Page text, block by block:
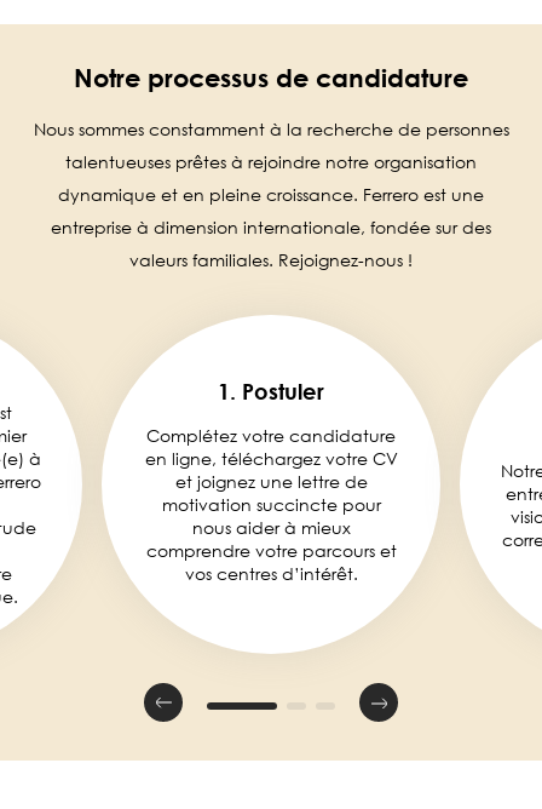
Notre processus de candidature
Nous sommes constamment à la recherche de personnes
talentueuses prêtes à rejoindre notre organisation
dynamique et en pleine croissance. Ferrero est une
entreprise à dimension internationale, fondée sur des
valeurs familiales. Rejoignez-nous !
à
1. Postuler
Complétez votre candidature
en ligne, téléchargez votre CV
et joignez une lettre de
motivation succincte pour
nous aider à mieux
comprendre votre parcours et
vos centres d’intérêt.